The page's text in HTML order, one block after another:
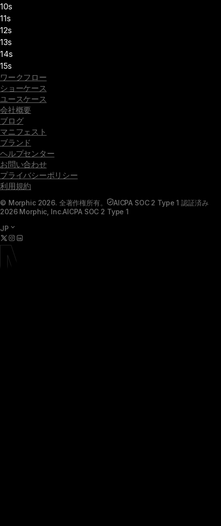
10s
11s
12s
13s
14s
15s
ワークフロー
ショーケース
ユースケース
会社概要
ブログ
マニフェスト
ブランド
ヘルプセンター
お問い合わせ
プライバシーポリシー
利用規約
© Morphic 2026. 全著作権所有。
AICPA SOC 2 Type 1 認証済み
2026 Morphic, Inc.AICPA SOC 2 Type 1
JP